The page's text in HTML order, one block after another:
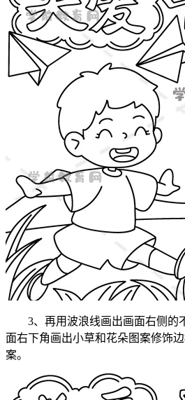
3、再用波浪线画出画面右侧的
面右下角画出小草和花朵图案修饰
案。